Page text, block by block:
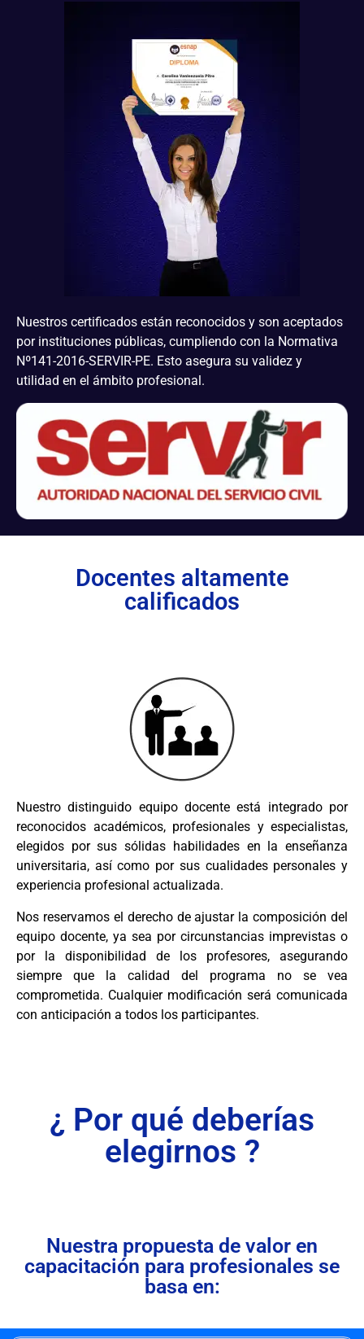
Nuestros certificados están reconocidos y son aceptados
por instituciones públicas, cumpliendo con la Normativa
Nº141-2016-SERVIR-PE. Esto asegura su validez y
utilidad en el ámbito profesional.
Docentes altamente
calificados
Nuestro distinguido equipo docente está integrado por
reconocidos académicos, profesionales y especialistas,
elegidos por sus sólidas habilidades en la enseñanza
universitaria, así como por sus cualidades personales y
experiencia profesional actualizada.
Nos reservamos el derecho de ajustar la composición del
equipo docente, ya sea por circunstancias imprevistas o
por la disponibilidad de los profesores, asegurando
siempre que la calidad del programa no se vea
comprometida. Cualquier modificación será comunicada
con anticipación a todos los participantes.
¿ Por qué deberías
elegirnos ?
Nuestra propuesta de valor en
capacitación para profesionales se
basa en: